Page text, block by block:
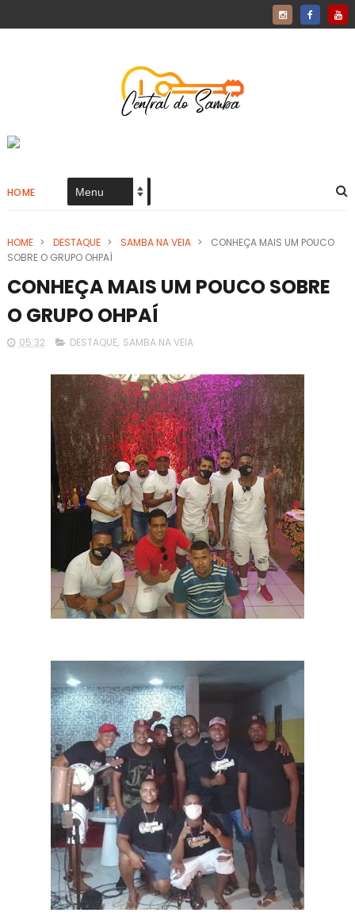
HOME
HOME > DESTAQUE > SAMBA NA VEIA >
CONHEÇA MAIS UM POUCO
SOBRE O GRUPO OHPAÍ
CONHEÇA MAIS UM POUCO SOBRE
O GRUPO OHPAÍ
05:32 DESTAQUE, SAMBA NA VEIA